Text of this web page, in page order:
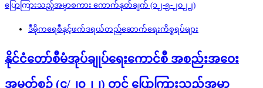
ဒီမိုကရေစီနှင့်ဖက်ဒရယ်တည်ဆောက်‌ရေးကိစ္စရပ်များ
နိုင်ငံတော်စီမံအုပ်ချုပ်ရေးကောင်စီ အစည်းအဝေး
အမှတ်စဉ် (၄/၂၀၂၂) တွင် ပြောကြားသည့်အမှာ